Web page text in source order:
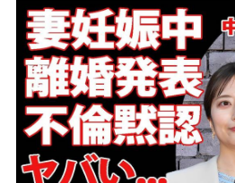
を発表しなかった裏側に涙が
TUN』亀梨和也の怒りの本音